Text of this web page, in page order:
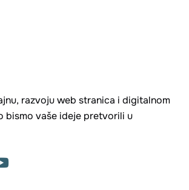
razvoju web stranica i digitalnom
bismo vaše ideje pretvorili u
Y
o